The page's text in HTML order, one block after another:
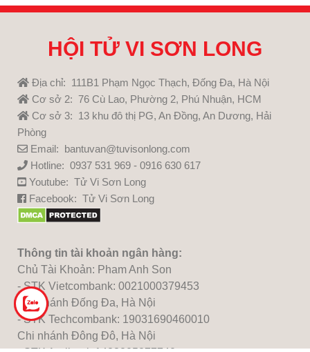
HỘI TỬ VI SƠN LONG
Địa chỉ: 111B1 Phạm Ngọc Thạch, Đống Đa, Hà Nội
Cơ sở 2: 76 Cù Lao, Phường 2, Phú Nhuận, HCM
Cơ sở 3: 13 khu đô thị PG, An Đồng, An Dương, Hải
Phòng
Email: bantuvan@tuvisonlong.com
Hotline: 0937 531 969 - 0916 630 617
Youtube: Tử Vi Sơn Long
Facebook: Tử Vi Sơn Long
Thông tin tài khoản ngân hàng:
Chủ Tài Khoản: Pham Anh Son
- STK Vietcombank: 0021000379453
Chi nhánh Đống Đa, Hà Nội
- STK Techcombank: 19031690460010
Chi nhánh Đông Đô, Hà Nội